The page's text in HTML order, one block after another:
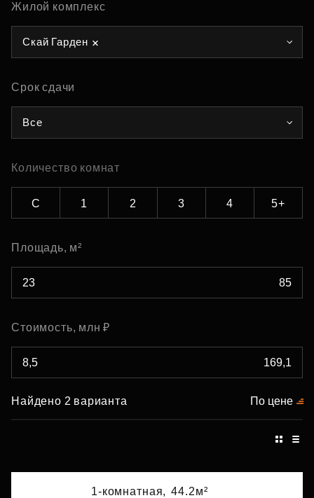
Жилой комплекс
Скай Гарден
Срок сдачи
Все
Количество комнат
С 1 2 3 4 5+
Площадь, м²
Стоимость, млн ₽
Найдено 2 варианта По цене
1-комнатная, 44.2м²